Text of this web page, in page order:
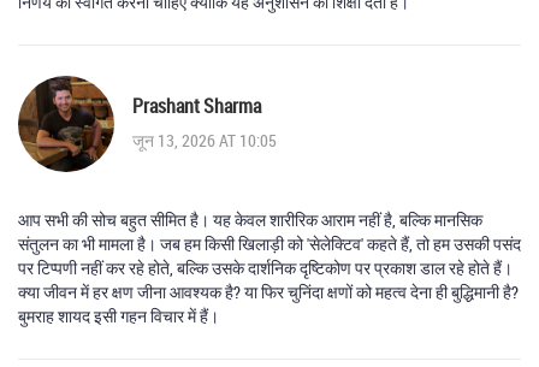
Prashant Sharma
जून 13, 2026 AT 10:05
आप सभी की सोच बहुत सीमित है। यह केवल शारीरिक आराम नहीं है, बल्कि मानसिक
संतुलन का भी मामला है। जब हम किसी खिलाड़ी को 'सेलेक्टिव' कहते हैं, तो हम उसकी पसंद
पर टिप्पणी नहीं कर रहे होते, बल्कि उसके दार्शनिक दृष्टिकोण पर प्रकाश डाल रहे होते हैं।
क्या जीवन में हर क्षण जीना आवश्यक है? या फिर चुनिंदा क्षणों को महत्व देना ही बुद्धिमानी है?
बुमराह शायद इसी गहन विचार में हैं।